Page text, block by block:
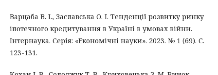
Варцаба В. І., Заславська О. І. Тенденції розвитку ринку
іпотечного кредитування в Україні в умовах війни.
Інтернаука. Серія: «Економічні науки». 2023. № 1 (69). С.
123-131.